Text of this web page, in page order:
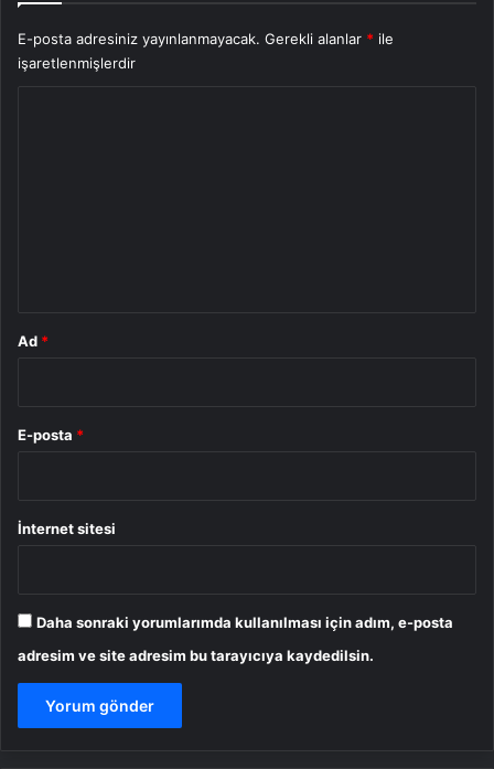
E-posta adresiniz yayınlanmayacak. Gerekli alanlar * ile
işaretlenmişlerdir
Ad *
E-posta *
İnternet sitesi
Daha sonraki yorumlarımda kullanılması için adım, e-posta
adresim ve site adresim bu tarayıcıya kaydedilsin.